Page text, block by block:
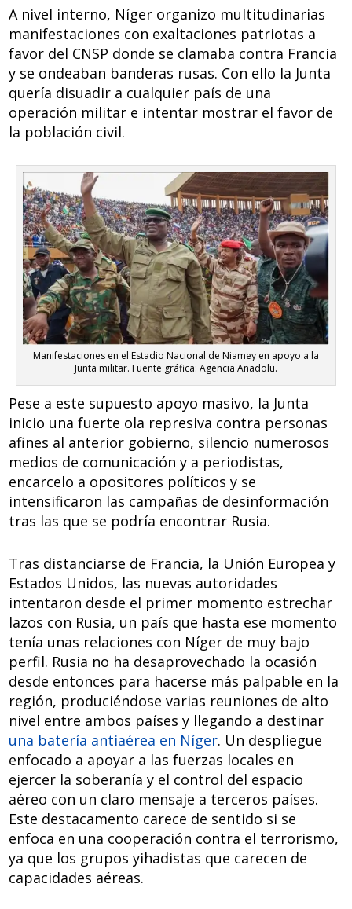
A nivel interno, Níger organizo multitudinarias
manifestaciones con exaltaciones patriotas a
favor del CNSP donde se clamaba contra Francia
y se ondeaban banderas rusas. Con ello la Junta
quería disuadir a cualquier país de una
operación militar e intentar mostrar el favor de
la población civil.
Manifestaciones en el Estadio Nacional de Niamey en apoyo a la
Junta militar. Fuente gráfica: Agencia Anadolu.
Pese a este supuesto apoyo masivo, la Junta
inicio una fuerte ola represiva contra personas
afines al anterior gobierno, silencio numerosos
medios de comunicación y a periodistas,
encarcelo a opositores políticos y se
intensificaron las campañas de desinformación
tras las que se podría encontrar Rusia.
Tras distanciarse de Francia, la Unión Europea y
Estados Unidos, las nuevas autoridades
intentaron desde el primer momento estrechar
lazos con Rusia, un país que hasta ese momento
tenía unas relaciones con Níger de muy bajo
perfil. Rusia no ha desaprovechado la ocasión
desde entonces para hacerse más palpable en la
región, produciéndose varias reuniones de alto
nivel entre ambos países y llegando a destinar
una batería antiaérea en Níger. Un despliegue
enfocado a apoyar a las fuerzas locales en
ejercer la soberanía y el control del espacio
aéreo con un claro mensaje a terceros países.
Este destacamento carece de sentido si se
enfoca en una cooperación contra el terrorismo,
ya que los grupos yihadistas que carecen de
capacidades aéreas.